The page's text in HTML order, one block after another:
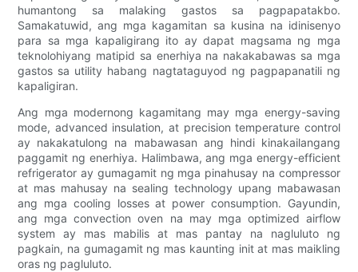
humantong sa malaking gastos sa pagpapatakbo.
Samakatuwid, ang mga kagamitan sa kusina na idinisenyo
para sa mga kapaligirang ito ay dapat magsama ng mga
teknolohiyang matipid sa enerhiya na nakakabawas sa mga
gastos sa utility habang nagtataguyod ng pagpapanatili ng
kapaligiran.
Ang mga modernong kagamitang may mga energy-saving
mode, advanced insulation, at precision temperature control
ay nakakatulong na mabawasan ang hindi kinakailangang
paggamit ng enerhiya. Halimbawa, ang mga energy-efficient
refrigerator ay gumagamit ng mga pinahusay na compressor
at mas mahusay na sealing technology upang mabawasan
ang mga cooling losses at power consumption. Gayundin,
ang mga convection oven na may mga optimized airflow
system ay mas mabilis at mas pantay na nagluluto ng
pagkain, na gumagamit ng mas kaunting init at mas maikling
oras ng pagluluto.